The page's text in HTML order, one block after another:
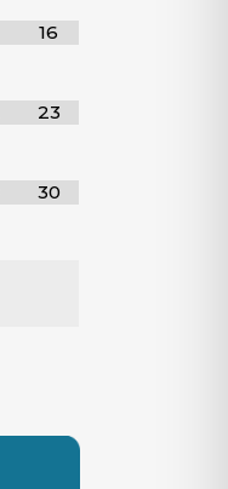
16
23
30